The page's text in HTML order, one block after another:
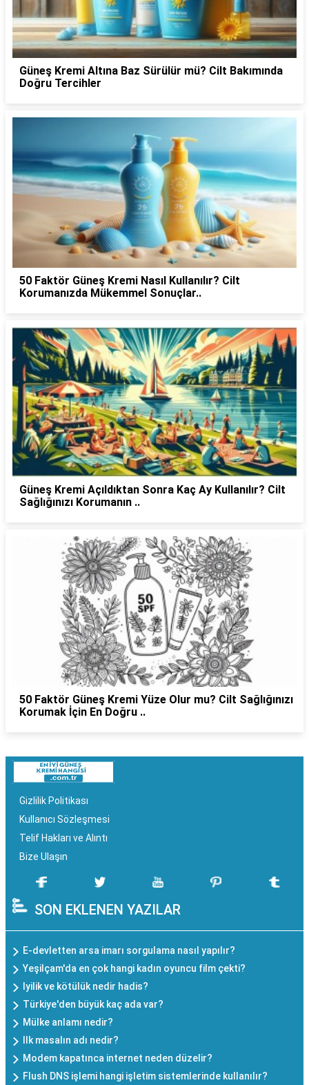
Güneş Kremi Altına Baz Sürülür mü? Cilt Bakımında
Doğru Tercihler
50 Faktör Güneş Kremi Nasıl Kullanılır? Cilt
Korumanızda Mükemmel Sonuçlar..
Güneş Kremi Açıldıktan Sonra Kaç Ay Kullanılır? Cilt
Sağlığınızı Korumanın ..
50 Faktör Güneş Kremi Yüze Olur mu? Cilt Sağlığınızı
Korumak İçin En Doğru ..
Gizlilik Politikası
Kullanıcı Sözleşmesi
Telif Hakları ve Alıntı
Bize Ulaşın
SON EKLENEN YAZILAR
E-devletten arsa imarı sorgulama nasıl yapılır?
Yeşilçam'da en çok hangi kadın oyuncu film çekti?
Iyilik ve kötülük nedir hadis?
Türkiye'den büyük kaç ada var?
Mülke anlamı nedir?
Ilk masalın adı nedir?
Modem kapatınca internet neden düzelir?
Flush DNS işlemi hangi işletim sistemlerinde kullanılır?